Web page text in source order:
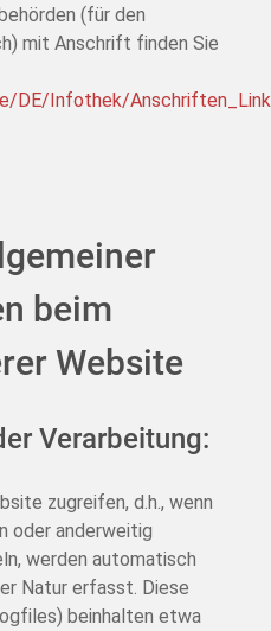
(für den
mit Anschrift finden Sie
DE/Infothek/
beim
Website
Verarbeitung:
zugreifen, d.h., wenn
oder anderweitig
werden automatisch
Natur erfasst. Diese
beinhalten etwa